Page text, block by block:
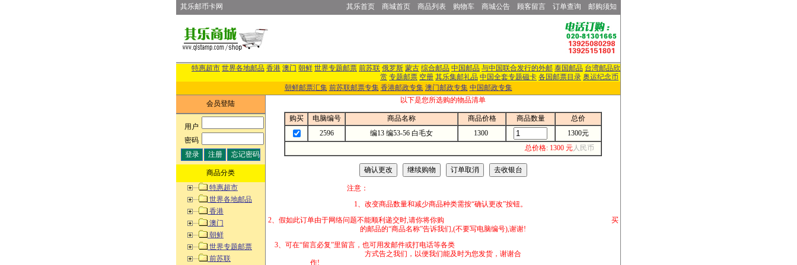
其乐邮币卡网 其乐首页 商城首页 商品列表 购物车 商城公告 顾客留言 订单查询 邮购须知
特惠超市 世界各地邮品 香港 澳门 朝鲜 世界专题邮票 前苏联 俄罗斯 蒙古 综合邮品 中国邮品 与中国联合发行的外邮 泰国邮品 台湾邮品欣
赏 专题邮票 空册 其乐集邮礼品 中国全套专题磁卡 各国邮票目录 奥运纪念币
朝鲜邮票汇集 前苏联邮票专集 香港邮政专集 澳门邮政专集 中国邮政专集
会员登陆
用户:
密码:
商品分类
特惠超市
世界各地邮品
香港
澳门
朝鲜
世界专题邮票
前苏联
以下是您所选购的物品清单
购买 电脑编号 商品名称 商品价格 商品数量
总价
2596
编13 编53-56 白毛女 1300
1300元
总价格: 1300 元人民币
注意：
1、改变商品数量和减少商品种类需按“确认更改”按钮。
2、假如此订单由于网络问题不能顺利递交时,请你将你购 买
的邮品的“商品名称”告诉我们,(不要写电脑编号),谢谢!
3、可在“留言必复”里留言，也可用发邮件或打电话等各类
方式告之我们，以便我们能及时为您发货，谢谢合
作!